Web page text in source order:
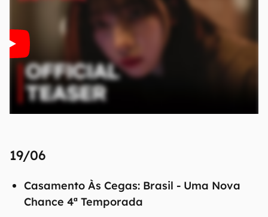
19/06
Casamento Às Cegas: Brasil - Uma Nova
Chance 4ª Temporada